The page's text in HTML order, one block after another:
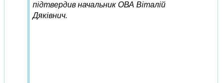
підтвердив начальник ОВА Віталій
Дяківнич.